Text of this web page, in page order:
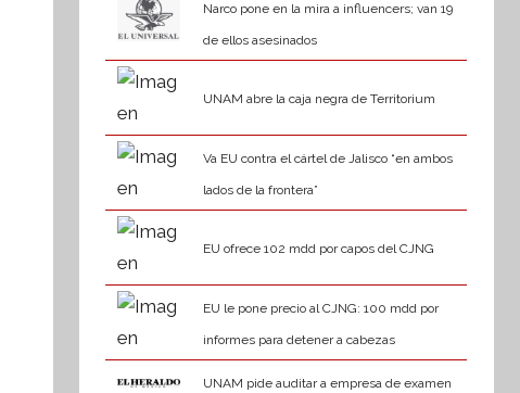
Narco pone en la mira a influencers; van 19
de ellos asesinados
UNAM abre la caja negra de Territorium
Va EU contra el cártel de Jalisco “en ambos
lados de la frontera”
EU ofrece 102 mdd por capos del CJNG
EU le pone precio al CJNG: 100 mdd por
informes para detener a cabezas
UNAM pide auditar a empresa de examen